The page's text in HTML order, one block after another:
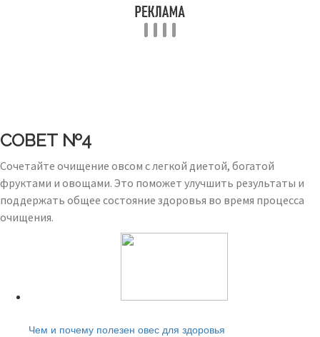
СОВЕТ №4
Сочетайте очищение овсом с легкой диетой, богатой
фруктами и овощами. Это поможет улучшить результаты и
поддержать общее состояние здоровья во время процесса
очищения.
Чем и почему полезен овес для здоровья